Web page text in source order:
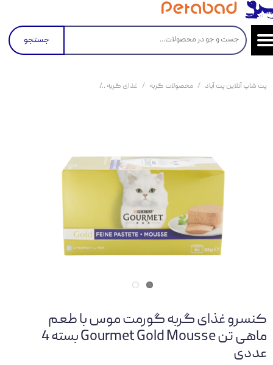
جستجو
پت شاپ آنلاین پت آباد محصولات گربه غذای گربه
کنسرو غذای گربه گورمت موس با طعم
ماهی تن Gourmet Gold Mousse بسته 4
عددی